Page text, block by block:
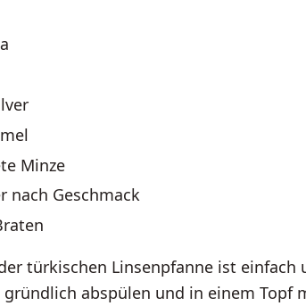
Minze
nach Geschmack
türkischen Linsenpfanne ist einfach
abspülen und in einem Topf